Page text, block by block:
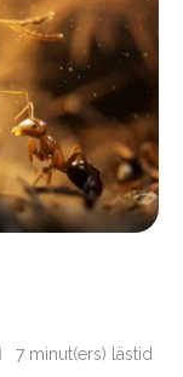
7 minut(ers) lästid